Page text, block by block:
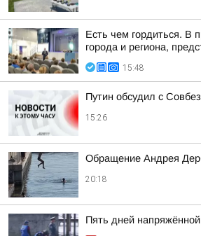
Есть чем гордиться. В
города и региона,
15:48
Путин обсудил с
15:26
Обращение Андрея
20:18
Пять дней